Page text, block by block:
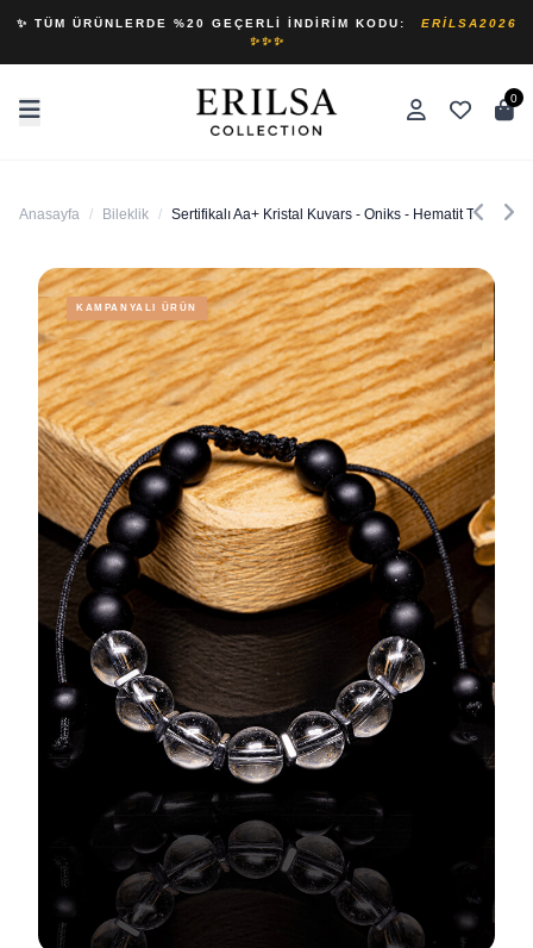
✨ TÜM ÜRÜNLERDE %20 GEÇERLI İNDIRIM KODU:
ERILSA2026
✨✨✨
0
Anasayfa / Bileklik / Sertifikalı Aa+ Kristal Kuvars - Oniks - Hematit Taşı
KAMPANYALI ÜRÜN